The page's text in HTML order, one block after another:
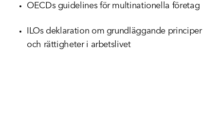
OECDs guidelines för multinationella företag
ILOs deklaration om grundläggande principer
och rättigheter i arbetslivet